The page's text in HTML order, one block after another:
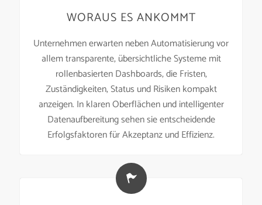
WORAUS ES ANKOMMT
Unternehmen erwarten neben Automatisierung vor
allem transparente, übersichtliche Systeme mit
rollenbasierten Dashboards, die Fristen,
Zuständigkeiten, Status und Risiken kompakt
anzeigen. In klaren Oberflächen und intelligenter
Datenaufbereitung sehen sie entscheidende
Erfolgsfaktoren für Akzeptanz und Effizienz.